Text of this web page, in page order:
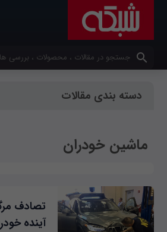
کلمات کلیدی خود را وارد کنید
دسته بندی مقالات
ماشین خودران
تصادف
آینده